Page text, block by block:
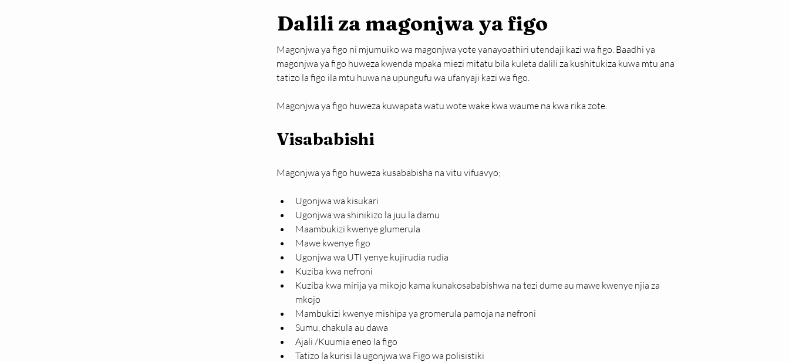
Dalili za magonjwa ya figo
Magonjwa ya figo ni mjumuiko wa magonjwa yote yanayoathiri utendaji kazi wa figo. Baadhi ya
magonjwa ya figo huweza kwenda mpaka miezi mitatu bila kuleta dalili za kushitukiza kuwa mtu ana
tatizo la figo ila mtu huwa na upungufu wa ufanyaji kazi wa figo.
Magonjwa ya figo huweza kuwapata watu wote wake kwa waume na kwa rika zote.
Visababishi
Magonjwa ya figo huweza kusababisha na vitu vifuavyo;
Ugonjwa wa kisukari
Ugonjwa wa shinikizo la juu la damu
Maambukizi kwenye glumerula
Mawe kwenye figo
Ugonjwa wa UTI yenye kujirudia rudia
Kuziba kwa nefroni
Kuziba kwa mirija ya mikojo kama kunakosababishwa na tezi dume au mawe kwenye njia za
mkojo
Mambukizi kwenye mishipa ya gromerula pamoja na nefroni
Sumu, chakula au dawa
Ajali /Kuumia eneo la figo
Tatizo la kurisi la ugonjwa wa Figo wa polisistiki